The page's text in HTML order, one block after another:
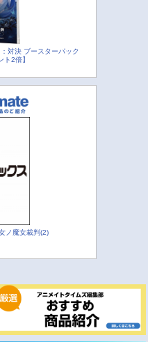
対決 ブースターパック
ト2倍】
ノ魔女裁判(2)